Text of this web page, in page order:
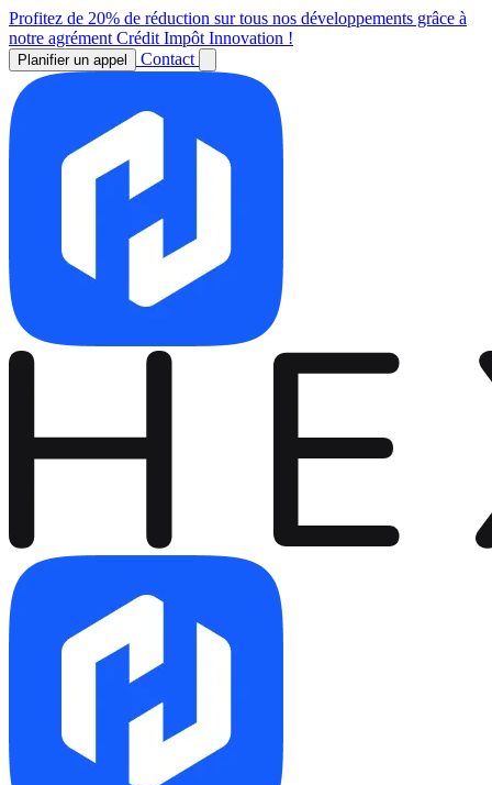
Profitez de 20% de réduction sur tous nos développements grâce à
notre agrément Crédit Impôt Innovation !
Planifier un appel Contact